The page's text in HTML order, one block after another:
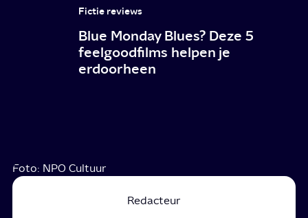
Fictie reviews
Blue Monday Blues? Deze 5
feelgoodfilms helpen je
erdoorheen
Foto: NPO Cultuur
Redacteur